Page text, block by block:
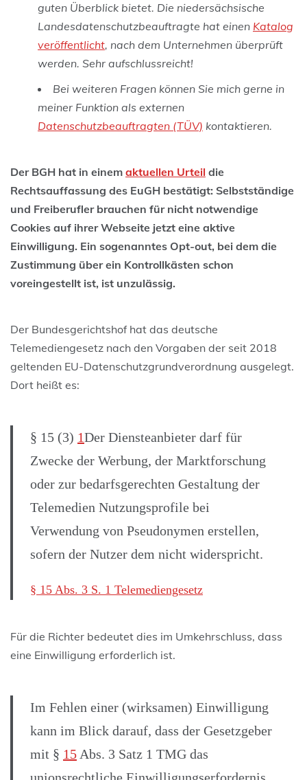
guten Überblick bietet. Die niedersächsische
Landesdatenschutzbeauftragte hat einen Katalog
veröffentlicht, nach dem Unternehmen überprüft
werden. Sehr aufschlussreicht!
Bei weiteren Fragen können Sie mich gerne in
meiner Funktion als externen
Datenschutzbeauftragten (TÜV) kontaktieren.
Der BGH hat in einem aktuellen Urteil die
Rechtsauffassung des EuGH bestätigt: Selbstständige
und Freiberufler brauchen für nicht notwendige
Cookies auf ihrer Webseite jetzt eine aktive
Einwilligung. Ein sogenanntes Opt-out, bei dem die
Zustimmung über ein Kontrollkästen schon
voreingestellt ist, ist unzulässig.
Der Bundesgerichtshof hat das deutsche
Telemediengesetz nach den Vorgaben der seit 2018
geltenden EU-Datenschutzgrundverordnung ausgelegt.
Dort heißt es:
§ 15 (3) 1Der Diensteanbieter darf für
Zwecke der Werbung, der Marktforschung
oder zur bedarfsgerechten Gestaltung der
Telemedien Nutzungsprofile bei
Verwendung von Pseudonymen erstellen,
sofern der Nutzer dem nicht widerspricht.
§ 15 Abs. 3 S. 1 Telemediengesetz
Für die Richter bedeutet dies im Umkehrschluss, dass
eine Einwilligung erforderlich ist.
Im Fehlen einer (wirksamen) Einwilligung
kann im Blick darauf, dass der Gesetzgeber
mit § 15 Abs. 3 Satz 1 TMG das